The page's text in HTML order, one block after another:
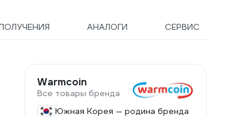
АНАЛОГИ СЕРВИС
Warmcoin
Все товары бренда
Южная Корея — родина бренда